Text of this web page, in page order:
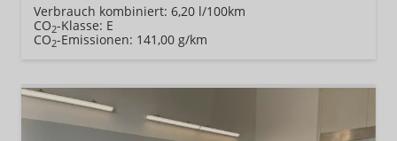
Verbrauch kombiniert: 6,20 l/100km
CO2-Klasse: E
CO2-Emissionen: 141,00 g/km